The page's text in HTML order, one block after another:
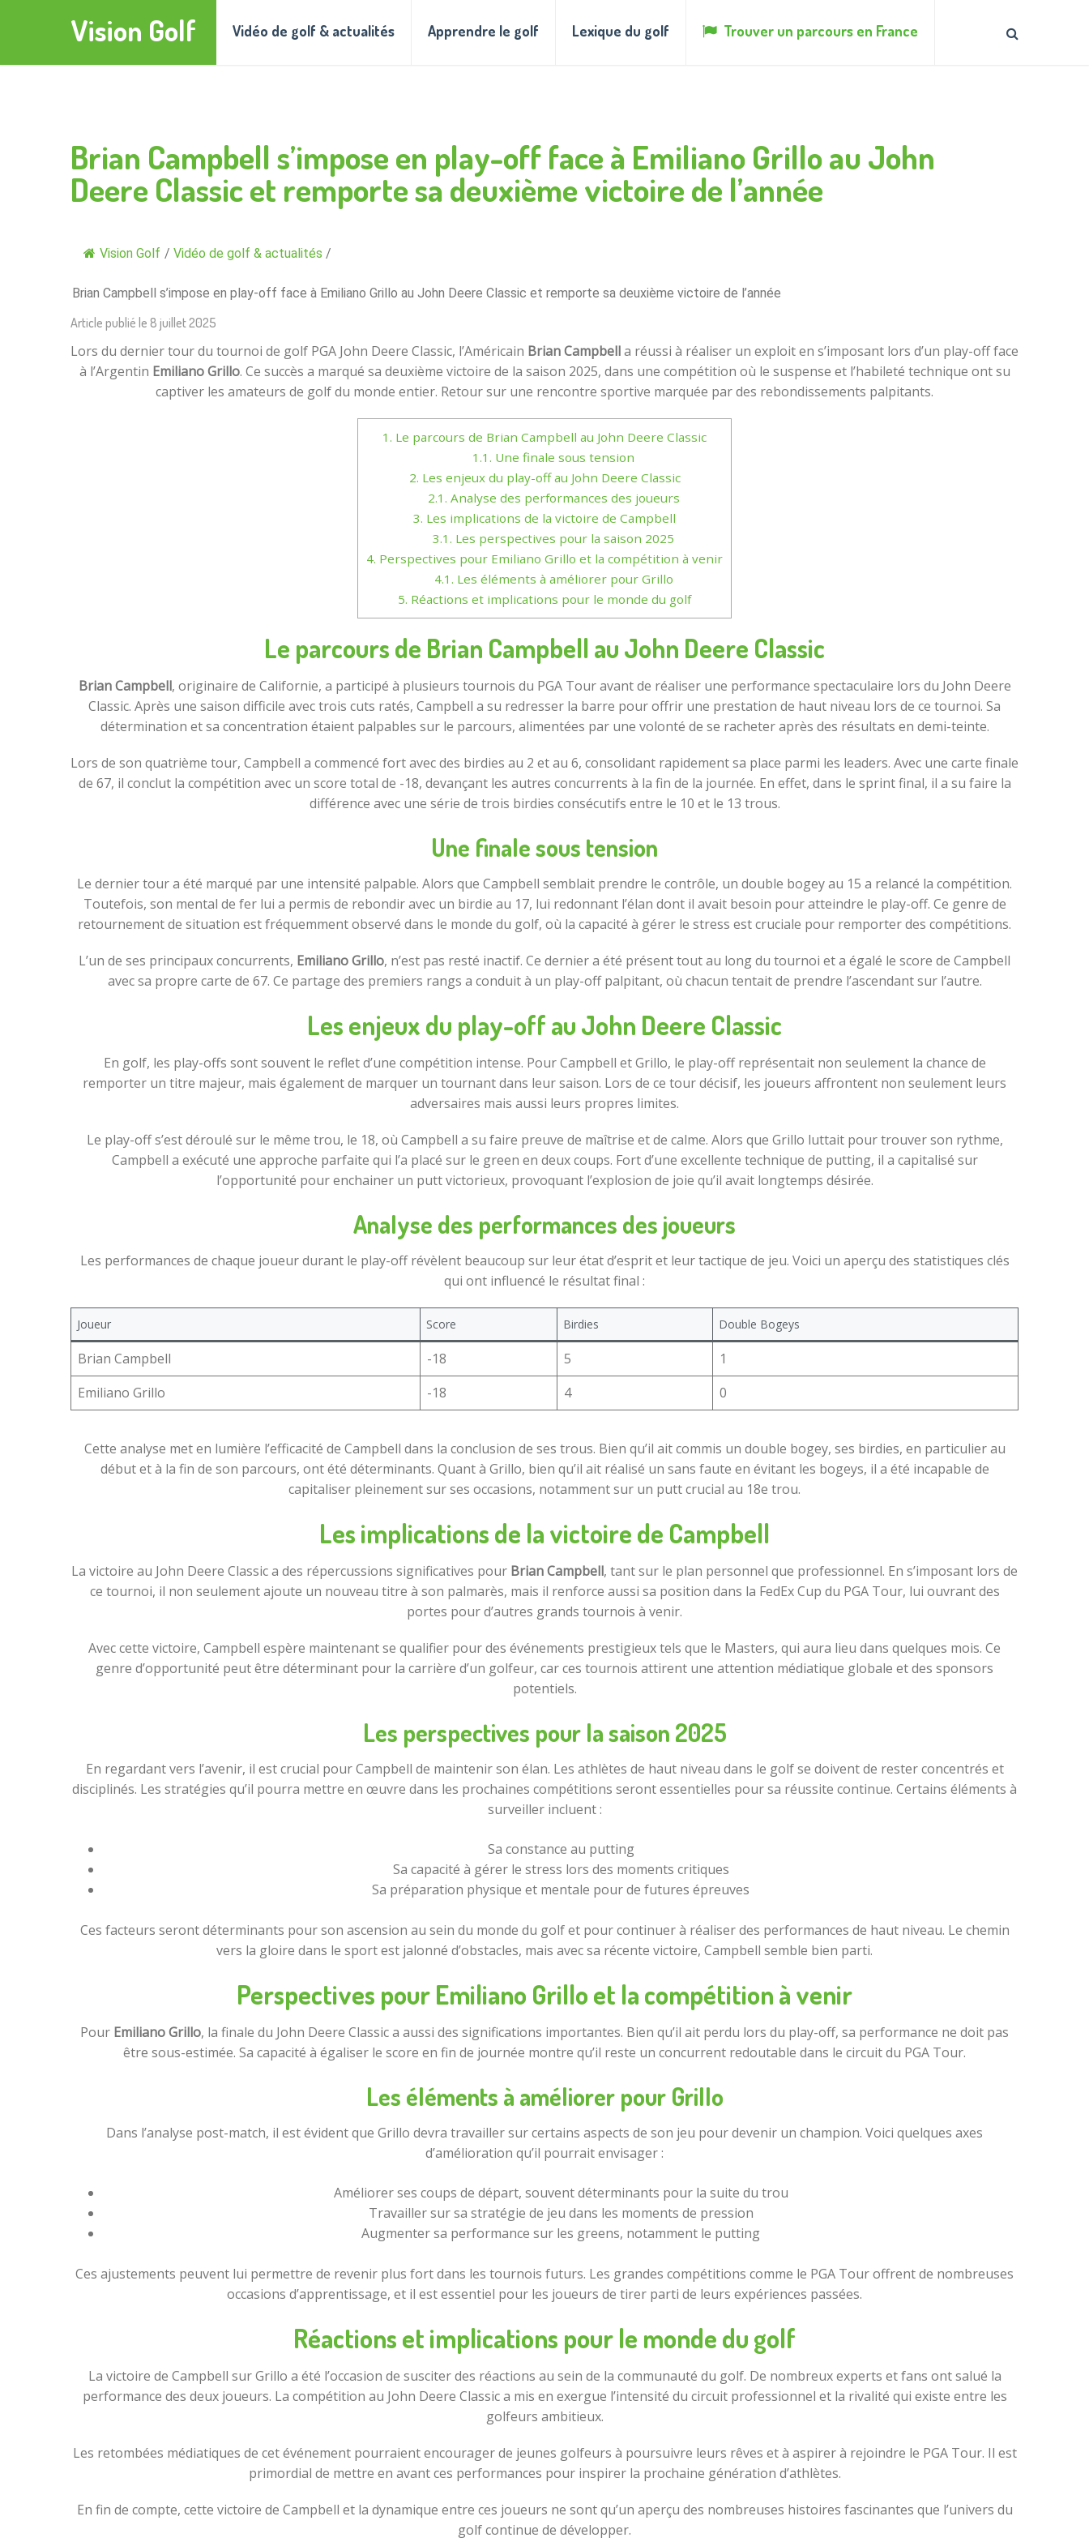
Vision Golf Vidéo de golf & actualités Apprendre le golf Lexique du golf Trouver un parcours en France
Brian Campbell s’impose en play-off face à Emiliano Grillo au John
Deere Classic et remporte sa deuxième victoire de l’année
Vision Golf / Vidéo de golf & actualités /
Brian Campbell s’impose en play-off face à Emiliano Grillo au John Deere Classic et remporte sa deuxième victoire de l’année
Article publié le 8 juillet 2025
Lors du dernier tour du tournoi de golf PGA John Deere Classic, l’Américain Brian Campbella réussi à réaliser un exploit en s’imposant lors d’un play-off face
à l’Argentin Emiliano Grillo. Ce succès a marqué sa deuxième victoire de la saison 2025, dans une compétition où le suspense et l’habileté technique ont su
captiver les amateurs de golf du monde entier. Retour sur une rencontre sportive marquée par des rebondissements palpitants.
1. Le parcours de Brian Campbell au John Deere Classic
1.1. Une finale sous tension
2. Les enjeux du play-off au John Deere Classic
2.1. Analyse des performances des joueurs
3. Les implications de la victoire de Campbell
3.1. Les perspectives pour la saison 2025
4. Perspectives pour Emiliano Grillo et la compétition à venir
4.1. Les éléments à améliorer pour Grillo
5. Réactions et implications pour le monde du golf
Le parcours de Brian Campbell au John Deere Classic
Brian Campbell, originaire de Californie, a participé à plusieurs tournois du PGA Tour avant de réaliser une performance spectaculaire lors du John Deere
Classic. Après une saison difficile avec trois cuts ratés, Campbell a su redresser la barre pour offrir une prestation de haut niveau lors de ce tournoi. Sa
détermination et sa concentration étaient palpables sur le parcours, alimentées par une volonté de se racheter après des résultats en demi-teinte.
Lors de son quatrième tour, Campbell a commencé fort avec des birdies au 2 et au 6, consolidant rapidement sa place parmi les leaders. Avec une carte finale
de 67, il conclut la compétition avec un score total de -18, devançant les autres concurrents à la fin de la journée. En effet, dans le sprint final, il a su faire la
différence avec une série de trois birdies consécutifs entre le 10 et le 13 trous.
Une finale sous tension
Le dernier tour a été marqué par une intensité palpable. Alors que Campbell semblait prendre le contrôle, un double bogey au 15 a relancé la compétition.
Toutefois, son mental de fer lui a permis de rebondir avec un birdie au 17, lui redonnant l’élan dont il avait besoin pour atteindre le play-off. Ce genre de
retournement de situation est fréquemment observé dans le monde du golf, où la capacité à gérer le stress est cruciale pour remporter des compétitions.
L’un de ses principaux concurrents, Emiliano Grillo, n’est pas resté inactif. Ce dernier a été présent tout au long du tournoi et a égalé le score de Campbell
avec sa propre carte de 67. Ce partage des premiers rangs a conduit à un play-off palpitant, où chacun tentait de prendre l’ascendant sur l’autre.
Les enjeux du play-off au John Deere Classic
En golf, les play-offs sont souvent le reflet d’une compétition intense. Pour Campbell et Grillo, le play-off représentait non seulement la chance de
remporter un titre majeur, mais également de marquer un tournant dans leur saison. Lors de ce tour décisif, les joueurs affrontent non seulement leurs
adversaires mais aussi leurs propres limites.
Le play-off s’est déroulé sur le même trou, le 18, où Campbell a su faire preuve de maîtrise et de calme. Alors que Grillo luttait pour trouver son rythme,
Campbell a exécuté une approche parfaite qui l’a placé sur le green en deux coups. Fort d’une excellente technique de putting, il a capitalisé sur
l’opportunité pour enchainer un putt victorieux, provoquant l’explosion de joie qu’il avait longtemps désirée.
Analyse des performances des joueurs
Les performances de chaque joueur durant le play-off révèlent beaucoup sur leur état d’esprit et leur tactique de jeu. Voici un aperçu des statistiques clés
qui ont influencé le résultat final :
Joueur Score Birdies Double Bogeys
Brian Campbell -18 5
1
Emiliano Grillo
-18 4 0
Cette analyse met en lumière l’efficacité de Campbell dans la conclusion de ses trous. Bien qu’il ait commis un double bogey, ses birdies, en particulier au
début et à la fin de son parcours, ont été déterminants. Quant à Grillo, bien qu’il ait réalisé un sans faute en évitant les bogeys, il a été incapable de
capitaliser pleinement sur ses occasions, notamment sur un putt crucial au 18e trou.
Les implications de la victoire de Campbell
La victoire au John Deere Classic a des répercussions significatives pour Brian Campbell, tant sur le plan personnel que professionnel. En s’imposant lors de
ce tournoi, il non seulement ajoute un nouveau titre à son palmarès, mais il renforce aussi sa position dans la FedEx Cup du PGA Tour, lui ouvrant des
portes pour d’autres grands tournois à venir.
Avec cette victoire, Campbell espère maintenant se qualifier pour des événements prestigieux tels que le Masters, qui aura lieu dans quelques mois. Ce
genre d’opportunité peut être déterminant pour la carrière d’un golfeur, car ces tournois attirent une attention médiatique globale et des sponsors
potentiels.
Les perspectives pour la saison 2025
En regardant vers l’avenir, il est crucial pour Campbell de maintenir son élan. Les athlètes de haut niveau dans le golf se doivent de rester concentrés et
disciplinés. Les stratégies qu’il pourra mettre en œuvre dans les prochaines compétitions seront essentielles pour sa réussite continue. Certains éléments à
surveiller incluent :
Sa constance au putting
Sa capacité à gérer le stress lors des moments critiques
Sa préparation physique et mentale pour de futures épreuves
Ces facteurs seront déterminants pour son ascension au sein du monde du golf et pour continuer à réaliser des performances de haut niveau. Le chemin
vers la gloire dans le sport est jalonné d’obstacles, mais avec sa récente victoire, Campbell semble bien parti.
Perspectives pour Emiliano Grillo et la compétition à venir
Pour Emiliano Grillo, la finale du John Deere Classic a aussi des significations importantes. Bien qu’il ait perdu lors du play-off, sa performance ne doit pas
être sous-estimée. Sa capacité à égaliser le score en fin de journée montre qu’il reste un concurrent redoutable dans le circuit du PGA Tour.
Les éléments à améliorer pour Grillo
Dans l’analyse post-match, il est évident que Grillo devra travailler sur certains aspects de son jeu pour devenir un champion. Voici quelques axes
d’amélioration qu’il pourrait envisager :
Améliorer ses coups de départ, souvent déterminants pour la suite du trou
Travailler sur sa stratégie de jeu dans les moments de pression
Augmenter sa performance sur les greens, notamment le putting
Ces ajustements peuvent lui permettre de revenir plus fort dans les tournois futurs. Les grandes compétitions comme le PGA Tour offrent de nombreuses
occasions d’apprentissage, et il est essentiel pour les joueurs de tirer parti de leurs expériences passées.
Réactions et implications pour le monde du golf
La victoire de Campbell sur Grillo a été l’occasion de susciter des réactions au sein de la communauté du golf. De nombreux experts et fans ont salué la
performance des deux joueurs. La compétition au John Deere Classic a mis en exergue l’intensité du circuit professionnel et la rivalité qui existe entre les
golfeurs ambitieux.
Les retombées médiatiques de cet événement pourraient encourager de jeunes golfeurs à poursuivre leurs rêves et à aspirer à rejoindre le PGA Tour. Il est
primordial de mettre en avant ces performances pour inspirer la prochaine génération d’athlètes.
En fin de compte, cette victoire de Campbell et la dynamique entre ces joueurs ne sont qu’un aperçu des nombreuses histoires fascinantes que l’univers du
golf continue de développer.